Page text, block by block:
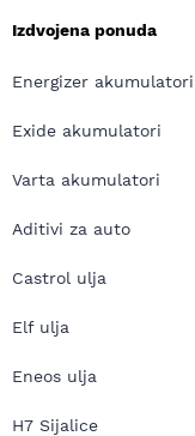
Izdvojena ponuda
Energizer akumulatori
Exide akumulatori
Varta akumulatori
Aditivi za auto
Castrol ulja
Elf ulja
Eneos ulja
H7 Sijalice